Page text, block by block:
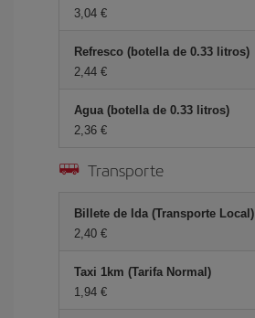
3,04 €
Refresco (botella de 0.33 litros)
2,44 €
Agua (botella de 0.33 litros)
2,36 €
Transporte
Billete de Ida (Transporte Local)
2,40 €
Taxi 1km (Tarifa Normal)
1,94 €